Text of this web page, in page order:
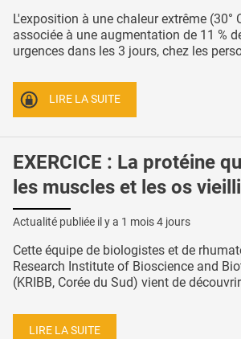
L'exposition à une chaleur extrême (30°
associée à une augmentation de 11 %
urgences dans les 3 jours, chez les
LIRE LA SUITE
EXERCICE : La protéine
les muscles et les os
Actualité publiée il y a 1 mois 4 jours
Cette équipe de biologistes et de
Research Institute of Bioscience and
(KRIBB, Corée du Sud) vient de
LIRE LA SUITE